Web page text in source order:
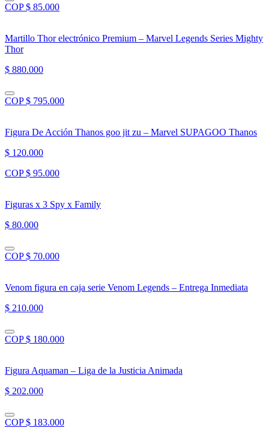
COP $ 85.000
Martillo Thor electrónico Premium – Marvel Legends Series Mighty
Thor
$ 880.000
COP $ 795.000
Figura De Acción Thanos goo jit zu – Marvel SUPAGOO Thanos
$ 120.000
COP $ 95.000
Figuras x 3 Spy x Family
$ 80.000
COP $ 70.000
Venom figura en caja serie Venom Legends – Entrega Inmediata
$ 210.000
COP $ 180.000
Figura Aquaman – Liga de la Justicia Animada
$ 202.000
COP $ 183.000